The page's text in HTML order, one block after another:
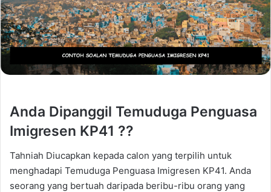
Anda Dipanggil Temuduga Penguasa
Imigresen KP41 ??
Tahniah Diucapkan kepada calon yang terpilih untuk
menghadapi Temuduga Penguasa Imigresen KP41. Anda
seorang yang bertuah daripada beribu-ribu orang yang